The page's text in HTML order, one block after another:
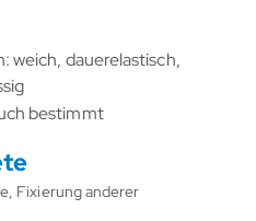
weich, dauerelastisch,
bestimmt
Fixierung anderer